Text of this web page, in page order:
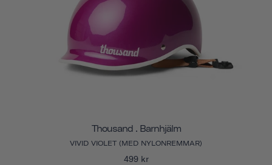
Thousand . Barnhjälm
VIVID VIOLET (MED NYLONREMMAR)
499 kr